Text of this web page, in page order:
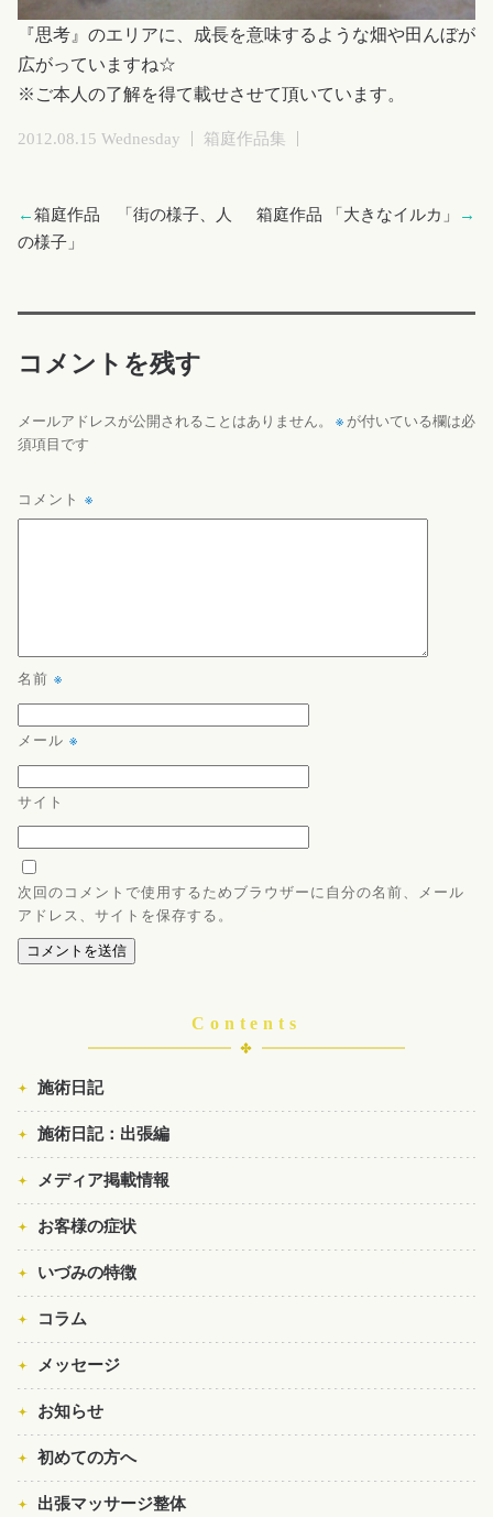
『思考』のエリアに、成長を意味するような畑や田んぼが
広がっていますね☆
※ご本人の了解を得て載せさせて頂いています。
2012.08.15 Wednesday 箱庭作品集
←箱庭作品 「街の様子、人
の様子」
箱庭作品 「大きなイルカ」 →
コメントを残す
メールアドレスが公開されることはありません。 ※ が付いている欄は必
須項目です
コメント ※
名前 ※
メール ※
サイト
次回のコメントで使用するためブラウザーに自分の名前、メール
アドレス、サイトを保存する。
Contents
施術日記
施術日記：出張編
メディア掲載情報
お客様の症状
いづみの特徴
コラム
メッセージ
お知らせ
初めての方へ
出張マッサージ整体